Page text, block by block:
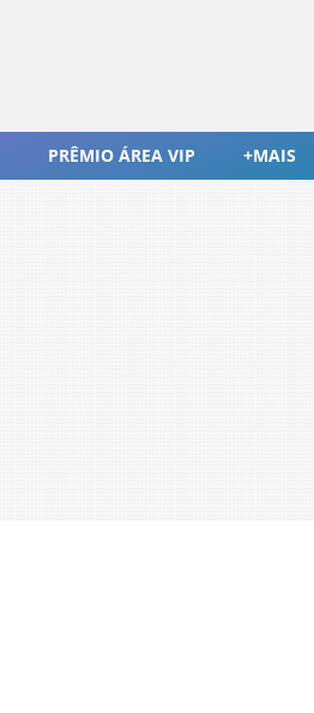
PRÊMIO ÁREA VIP +MAIS